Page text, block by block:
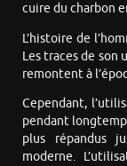
cuire du charbon
L’histoire de
Les traces de son
remontent à
Cependant,
pendant
plus répandus
moderne.